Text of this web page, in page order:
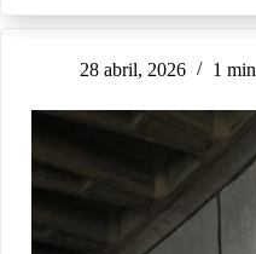
28 abril, 2026 1 min